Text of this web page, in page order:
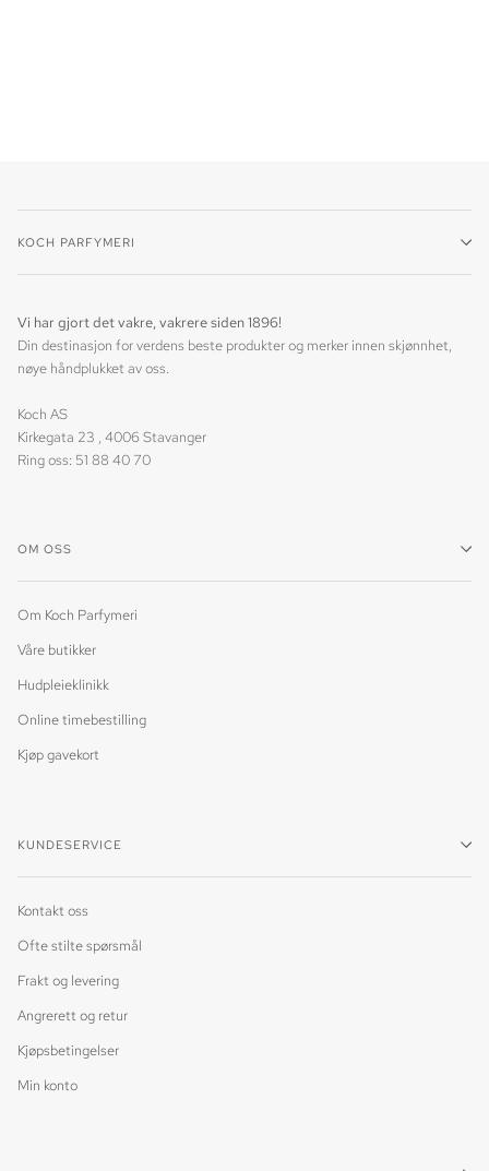
KOCH PARFYMERI
Vi har gjort det vakre, vakrere siden 1896!
Din destinasjon for verdens beste produkter og merker innen skjønnhet,
nøye håndplukket av oss.
Koch AS
Kirkegata 23 , 4006 Stavanger
Ring oss: 51 88 40 70
OM OSS
Om Koch Parfymeri
Våre butikker
Hudpleieklinikk
Online timebestilling
Kjøp gavekort
KUNDESERVICE
Kontakt oss
Ofte stilte spørsmål
Frakt og levering
Angrerett og retur
Kjøpsbetingelser
Min konto